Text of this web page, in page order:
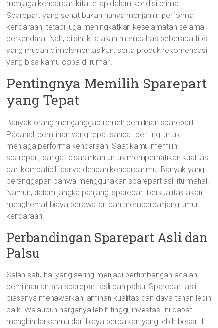
menjaga kendaraan kita tetap dalam kondisi prima.
Sparepart yang sehat bukan hanya menjamin performa
kendaraan, tetapi juga meningkatkan keselamatan selama
berkendara. Nah, di sini kita akan membahas beberapa tips
yang mudah diimplementasikan, serta produk rekomendasi
yang bisa kamu coba di rumah.
Pentingnya Memilih Sparepart
yang Tepat
Banyak orang menganggap remeh pemilihan sparepart.
Padahal, pemilihan yang tepat sangat penting untuk
menjaga performa kendaraan. Saat kamu memilih
sparepart, sangat disarankan untuk memperhatikan kualitas
dan kompatibilitasnya dengan kendaraanmu. Banyak yang
beranggapan bahwa menggunakan sparepart asli itu mahal.
Namun, dalam jangka panjang, sparepart berkualitas akan
menghemat biaya perawatan dan memperpanjang umur
kendaraan.
Perbandingan Sparepart Asli dan
Palsu
Salah satu hal yang sering menjadi pertimbangan adalah
pemilihan antara sparepart asli dan palsu. Sparepart asli
biasanya menawarkan jaminan kualitas dan daya tahan lebih
baik. Walaupun harganya lebih tinggi, investasi ini dapat
menghindarkanmu dari biaya perbaikan yang lebih besar di